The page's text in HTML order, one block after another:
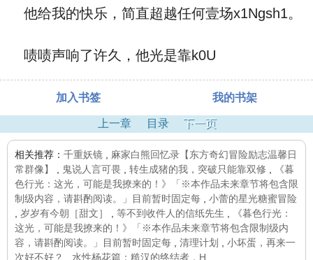
他给我的快乐，简直超越任何壹场x1Ngsh1。
啧啧声响了许久，他光是靠k0U
加入书签 我的书架
上一章 目录 下一页
相关推荐： 千重妖镜
麻家白熊回忆录【东方奇幻冒险励志温馨日
常群像】
鬼说人言可畏 转生成猪的我，突破只能靠双修
《暮
色行光：这光，可能是我撩来的！》「※本作品未来章节将包含限
制级内容，请斟酌阅读。」目前暂时固定每
小蕾的星光糖蜜冒险
岁岁有今朝［甜文］ 等不到收件人的信纸先生
《暮色行光：
这光，可能是我撩来的！》「※本作品未来章节将包含限制级内
容，请斟酌阅读。」目前暂时固定每
清理计划
小坏蛋，再来一
次好不好？
水性杨花篇：糙汉的终结者，H